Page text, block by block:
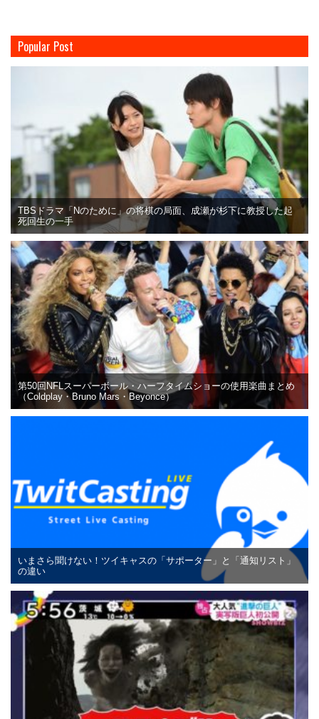
Popular Post
TBSドラマ「Nのために」の将棋の局面、成瀬が杉下に教授した起
死回生の一手
第50回NFLスーパーボール・ハーフタイムショーの使用楽曲まとめ
（Coldplay・Bruno Mars・Beyonce）
いまさら聞けない！ツイキャスの「サポーター」と「通知リスト」
の違い